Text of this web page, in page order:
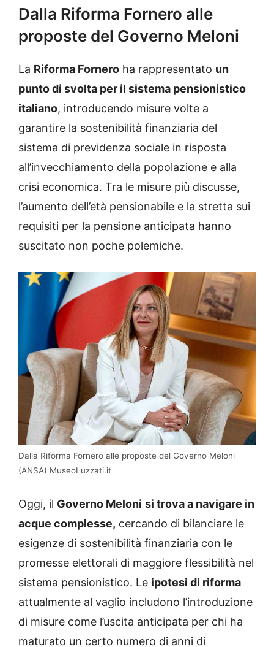
Dalla Riforma Fornero alle
proposte del Governo Meloni
La Riforma Fornero ha rappresentato un
punto di svolta per il sistema pensionistico
italiano, introducendo misure volte a
garantire la sostenibilità finanziaria del
sistema di previdenza sociale in risposta
all’invecchiamento della popolazione e alla
crisi economica. Tra le misure più discusse,
l’aumento dell’età pensionabile e la stretta sui
requisiti per la pensione anticipata hanno
suscitato non poche polemiche.
Dalla Riforma Fornero alle proposte del Governo Meloni
(ANSA) MuseoLuzzati.it
Oggi, il Governo Meloni si trova a navigare in
acque complesse, cercando di bilanciare le
esigenze di sostenibilità finanziaria con le
promesse elettorali di maggiore flessibilità nel
sistema pensionistico. Le ipotesi di riforma
attualmente al vaglio includono l’introduzione
di misure come l’uscita anticipata per chi ha
maturato un certo numero di anni di